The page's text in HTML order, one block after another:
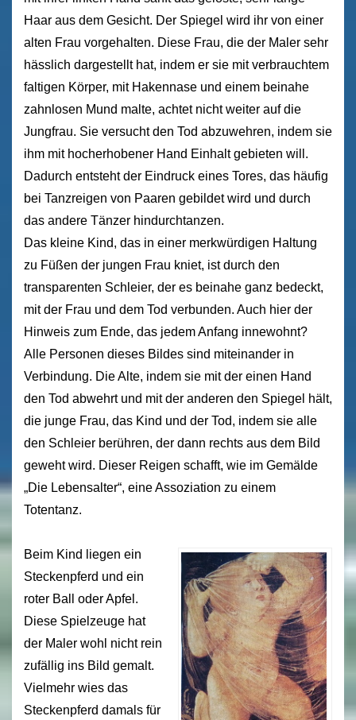
Haar aus dem Gesicht. Der Spiegel wird ihr von einer
alten Frau vorgehalten. Diese Frau, die der Maler sehr
hässlich dargestellt hat, indem er sie mit verbrauchtem
faltigen Körper, mit Hakennase und einem beinahe
zahnlosen Mund malte, achtet nicht weiter auf die
Jungfrau. Sie versucht den Tod abzuwehren, indem sie
ihm mit hocherhobener Hand Einhalt gebieten will.
Dadurch entsteht der Eindruck eines Tores, das häufig
bei Tanzreigen von Paaren gebildet wird und durch
das andere Tänzer hindurchtanzen.
Das kleine Kind, das in einer merkwürdigen Haltung
zu Füßen der jungen Frau kniet, ist durch den
transparenten Schleier, der es beinahe ganz bedeckt,
mit der Frau und dem Tod verbunden. Auch hier der
Hinweis zum Ende, das jedem Anfang innewohnt?
Alle Personen dieses Bildes sind miteinander in
Verbindung. Die Alte, indem sie mit der einen Hand
den Tod abwehrt und mit der anderen den Spiegel hält,
die junge Frau, das Kind und der Tod, indem sie alle
den Schleier berühren, der dann rechts aus dem Bild
geweht wird. Dieser Reigen schafft, wie im Gemälde
„Die Lebensalter“, eine Assoziation zu einem
Totentanz.
Beim Kind liegen ein
Steckenpferd und ein
roter Ball oder Apfel.
Diese Spielzeuge hat
der Maler wohl nicht rein
zufällig ins Bild gemalt.
Vielmehr wies das
Steckenpferd damals für